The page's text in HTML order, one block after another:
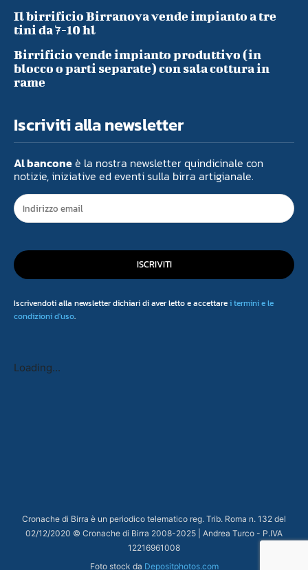
Il birrificio Birranova vende impianto a tre
tini da 7-10 hl
Birrificio vende impianto produttivo (in
blocco o parti separate) con sala cottura in
rame
Iscriviti alla newsletter
Al banconeè la nostra newsletter quindicinale con
notizie, iniziative ed eventi sulla birra artigianale.
ISCRIVITI
Iscrivendoti alla newsletter dichiari di aver letto e accettarei termini e le
condizioni d'uso.
Loading...
Cronache di Birra è un periodico telematico reg. Trib. Roma n. 132 del
02/12/2020 © Cronache di Birra 2008-2025 | Andrea Turco - P.IVA
12216961008
Foto stock da Depositphotos.com